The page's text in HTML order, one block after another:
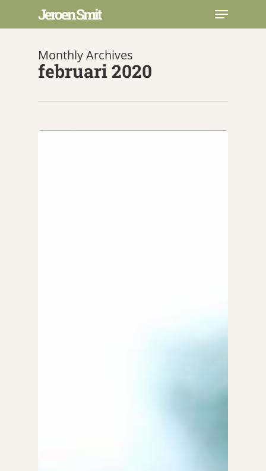
main
Jeroen Smit Menu
Monthly Archives
februari 2020